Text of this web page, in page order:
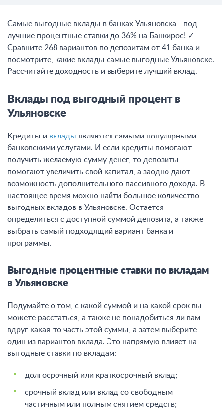
Самые выгодные вклады в банках Ульяновска - под
лучшие процентные ставки до 36% на Банкирос! ✓
Сравните 268 вариантов по депозитам от 41 банка и
посмотрите, какие вклады самые выгодные Ульяновске.
Рассчитайте доходность и выберите лучший вклад.
Вклады под выгодный процент в
Ульяновске
Кредиты и вклады являются самыми популярными
банковскими услугами. И если кредиты помогают
получить желаемую сумму денег, то депозиты
помогают увеличить свой капитал, а заодно дают
возможность дополнительного пассивного дохода. В
настоящее время можно найти большое количество
выгодных вкладов в Ульяновске. Остается
определиться с доступной суммой депозита, а также
выбрать самый подходящий вариант банка и
программы.
Выгодные процентные ставки по вкладам
в Ульяновске
Подумайте о том, с какой суммой и на какой срок вы
можете расстаться, а также не понадобиться ли вам
вдруг какая-то часть этой суммы, а затем выберите
один из вариантов вклада. Это напрямую влияет на
выгодные ставки по вкладам:
долгосрочный или краткосрочный вклад;
срочный вклад или вклад со свободным
частичным или полным снятием средств;